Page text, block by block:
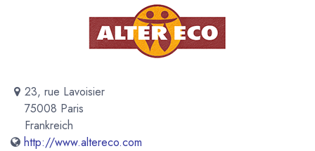
23, rue Lavoisier
75008 Paris
Frankreich
http://www.altereco.com